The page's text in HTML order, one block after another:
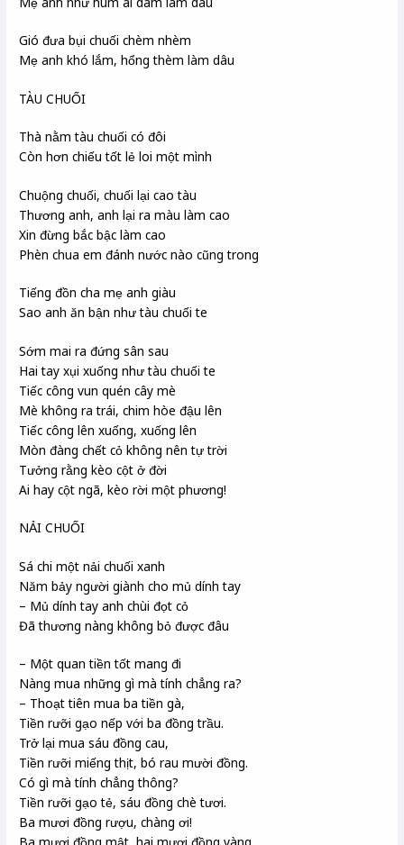
Gió đưa bụi chuối chèm nhèm
Mẹ anh khó lắm, hổng thèm làm dâu
TÀU CHUỐI
Thà nằm tàu chuối có đôi
Còn hơn chiếu tốt lẻ loi một mình
Chuộng chuối, chuối lại cao tàu
Thương anh, anh lại ra màu làm cao
Xin đừng bắc bậc làm cao
Phèn chua em đánh nước nào cũng trong
Tiếng đồn cha mẹ anh giàu
Sao anh ăn bận như tàu chuối te
Sớm mai ra đứng sân sau
Hai tay xụi xuống như tàu chuối te
Tiếc công vun quén cây mè
Mè không ra trái, chim hòe đậu lên
Tiếc công lên xuống, xuống lên
Mòn đàng chết cỏ không nên tự trời
Tưởng rằng kèo cột ở đời
Ai hay cột ngã, kèo rời một phương!
NẢI CHUỐI
Sá chi một nải chuối xanh
Năm bảy người giành cho mủ dính tay
– Mủ dính tay anh chùi đọt cỏ
Đã thương nàng không bỏ được đâu
– Một quan tiền tốt mang đi
Nàng mua những gì mà tính chẳng ra?
– Thoạt tiên mua ba tiền gà,
Tiền rưỡi gạo nếp với ba đồng trầu.
Trở lại mua sáu đồng cau,
Tiền rưỡi miếng thịt, bó rau mười đồng.
Có gì mà tính chẳng thông?
Tiền rưỡi gạo tẻ, sáu đồng chè tươi.
Ba mươi đồng rượu, chàng ơi!